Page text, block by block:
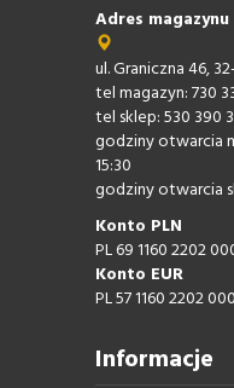
Adres
ul. Graniczna 46,
tel magazyn: 730
tel sklep: 530 390
godziny otwarcia
15:30
godziny otwarcia
Konto PLN
PL 69 1160 2202
Konto EUR
PL 57 1160 2202
Informacje